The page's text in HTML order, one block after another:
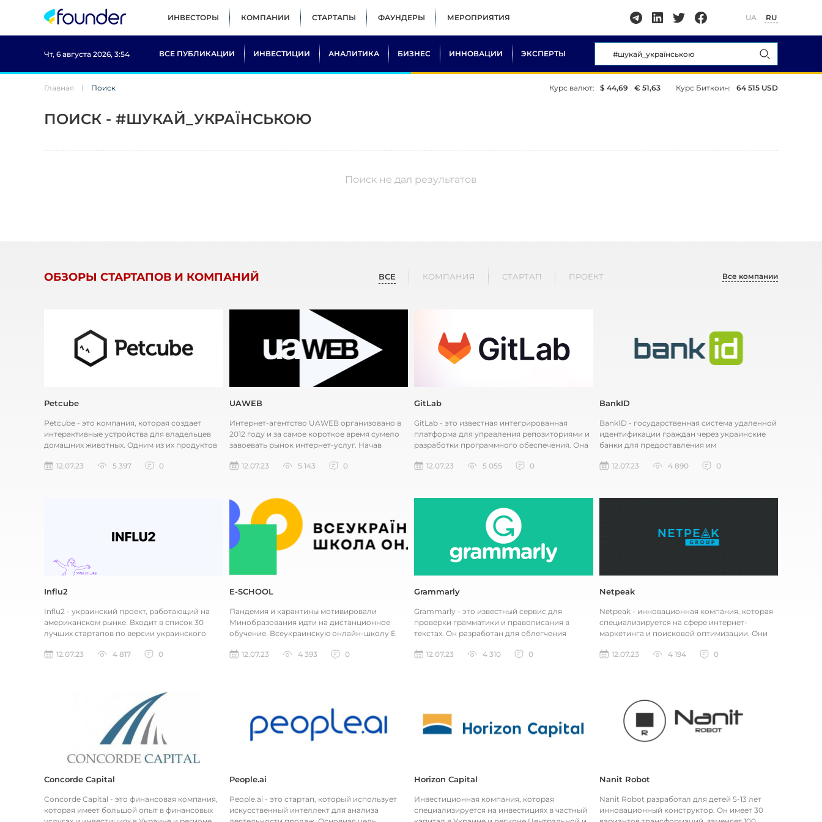
ИНВЕСТОРЫ КОМПАНИИ СТАРТАПЫ ФАУНДЕРЫ МЕРОПРИЯТИЯ UA RU
Чт, 6 августа 2026, 3:54 ВСЕ ПУБЛИКАЦИИ ИНВЕСТИЦИИ АНАЛИТИКА БИЗНЕС ИННОВАЦИИ ЭКСПЕРТЫ
Главная Поиск Курс валют: $ 44,69 € 51,63 Курс Биткоин: 64 515 USD
ПОИСК - #ШУКАЙ_УКРАЇНСЬКОЮ
Поиск не дал результатов
ОБЗОРЫ СТАРТАПОВ И КОМПАНИЙ ВСЕ КОМПАНИЯ СТАРТАП ПРОЕКТ Все компании
Petcube
Petcube - это компания, которая создает
интерактивные устройства для владельцев
домашних животных. Одним из их продуктов
12.07.23
5 397 0
UAWEB
Интернет-агентство UAWEB организовано в
2012 году и за самое короткое время сумело
завоевать рынок интернет-услуг. Начав
12.07.23
5 143 0
GitLab
GitLab - это известная интегрированная
платформа для управления репозиториями и
разработки программного обеспечения. Она
12.07.23
5 055 0
BankID
BankID - государственная система удаленной
идентификации граждан через украинские
банки для предоставления им
12.07.23
4 890 0
Influ2
Influ2 - украинский проект, работающий на
американском рынке. Входит в список 30
лучших стартапов по версии украинского
12.07.23
4 817 0
E-SCHOOL
Пандемия и карантины мотивировали
Минобразования идти на дистанционное
обучение. Всеукраинскую онлайн-школу E
12.07.23
4 393 0
Grammarly
Grammarly - это известный сервис для
проверки грамматики и правописания в
текстах. Он разработан для облегчения
12.07.23
4 310 0
Netpeak
Netpeak - инновационная компания, которая
специализируется на сфере интернет-
маркетинга и поисковой оптимизации. Они
12.07.23
4 194 0
Concorde Capital
Concorde Capital - это финансовая компания,
которая имеет большой опыт в финансовых
People.ai
People.ai - это стартап, который использует
искусственный интеллект для анализа
Horizon Capital
Инвестиционная компания, которая
специализируется на инвестициях в частный
Nanit Robot
Nanit Robot разработал для детей 5-13 лет
инновационный конструктор. Он имеет 30